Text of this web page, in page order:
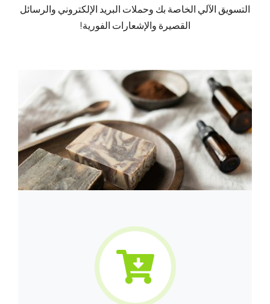
التسويق الآلي الخاصة بك وحملات البريد الإلكتروني والرسائل
القصيرة والإشعارات الفورية!